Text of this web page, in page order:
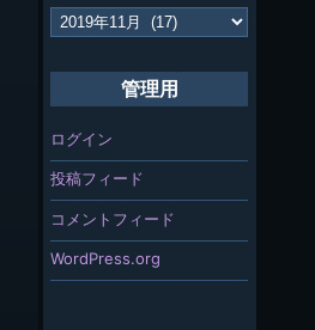
ア
ー
管理用
ログイン
投稿フィード
コメントフィード
WordPress.org